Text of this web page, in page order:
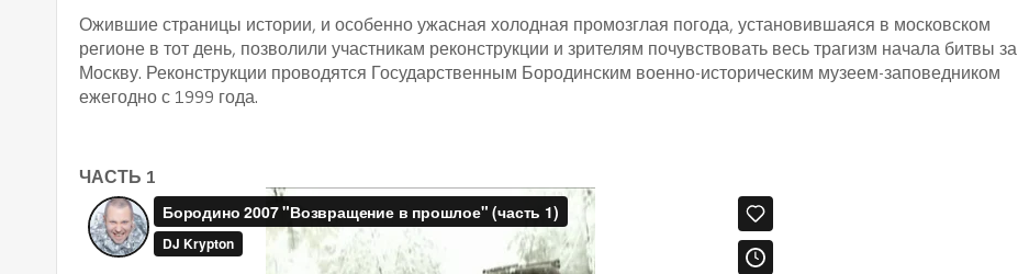
Ожившие страницы истории, и особенно ужасная холодная промозглая погода, установившаяся в московском
регионе в тот день, позволили участникам реконструкции и зрителям почувствовать весь трагизм начала битвы за
Москву. Реконструкции проводятся Государственным Бородинским военно-историческим музеем-заповедником
ежегодно с 1999 года.
ЧАСТЬ 1